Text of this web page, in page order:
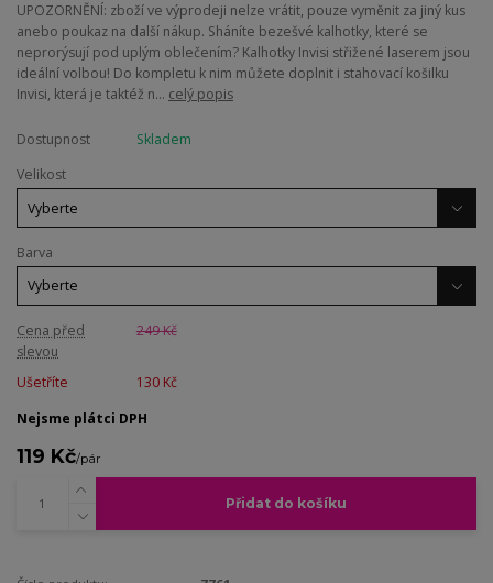
UPOZORNĚNÍ: zboží ve výprodeji nelze vrátit, pouze vyměnit za jiný kus
anebo poukaz na další nákup. Sháníte bezešvé kalhotky, které se
neprorýsují pod uplým oblečením? Kalhotky Invisi střižené laserem jsou
ideální volbou! Do kompletu k nim můžete doplnit i stahovací košilku
Invisi, která je taktéž n... celý popis
Dostupnost
Skladem
Velikost
Barva
Cena před
slevou
249 Kč
Ušetříte
130 Kč
Nejsme plátci DPH
119 Kč/pár
Přidat do košíku